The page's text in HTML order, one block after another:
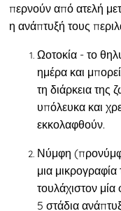
περνούν απόατελή
η ανάπτυξή τους
Ωοτοκία - το
ημέρα και
τη διάρκεια της
υπόλευκα και
εκκολαφθούν.
Νύμφη
μια μικρογραφία
τουλάχιστον
5 στάδια